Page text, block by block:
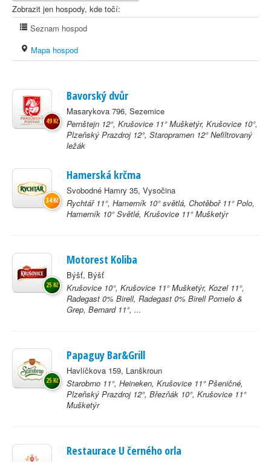
Zobrazit jen hospody, kde točí:
Seznam hospod
Mapa hospod
Bavorský dvůr
Masarykova 796, Sezemice
Pernštejn 12°, Krušovice 11° Mušketýr, Krušovice 10°,
Plzeňský Prazdroj 12°, Staropramen 12° Nefiltrovaný
ležák
49 Kč
Hamerská krčma
Svobodné Hamry 35, Vysočina
Rychtář 11°, Hamerník 10° světlá, Chotěboř 11° Polo,
Hamerník 10° Světlé, Krušovice 11° Mušketýr
34 Kč
Motorest Koliba
Býšť, Býšť
Krušovice 10°, Krušovice 11° Mušketýr, Kozel 11°,
Radegast 0% Birell, Radegast 0% Birell Pomelo &
Grep, Bernard 11°, ...
25 Kč
Papaguy Bar&Grill
Havlíčkova 159, Lanškroun
Starobrno 11°, Heineken, Krušovice 11° Pšeničné,
Plzeňský Prazdroj 12°, Březňák 10°, Krušovice 11°
Mušketýr
25 Kč
Restaurace U černého orla